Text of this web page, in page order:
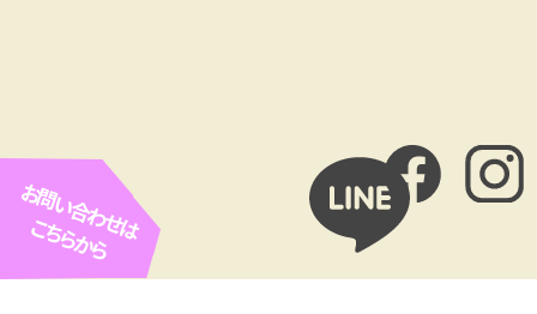
お問い合わせは
こちらから